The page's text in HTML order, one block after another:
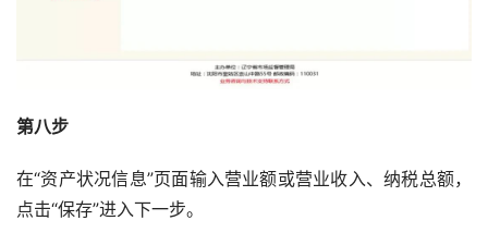
第八步
在“资产状况信息”页面输入营业额或营业收入、纳税总额，
点击“保存”进入下一步。